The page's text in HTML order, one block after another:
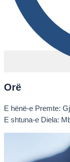
Orë
E hënë-e Premte:
E shtuna-e Diela: